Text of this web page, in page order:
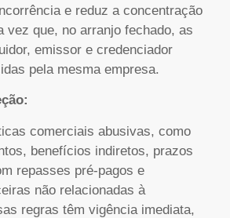
e reduz a concentração
vez que, no arranjo fechado, as
emissor e credenciador
pela mesma empresa.
comerciais abusivas, como
benefícios indiretos, prazos
repasses pré-pagos e
não relacionadas à
regras têm vigência imediata,